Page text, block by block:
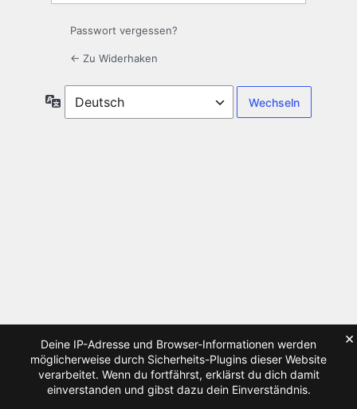
Passwort vergessen?
← Zu Widerhaken
Sprache
Deine IP-Adresse und Browser-Informationen werden
möglicherweise durch Sicherheits-Plugins dieser Website
verarbeitet. Wenn du fortfährst, erklärst du dich damit
einverstanden und gibst dazu dein Einverständnis.
×